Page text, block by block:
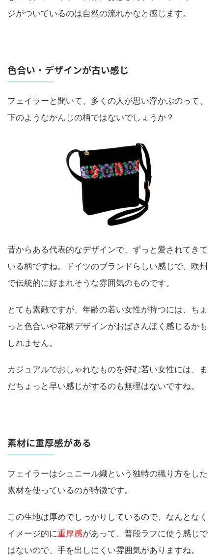
ジがついているのは自然の流れかなと感じます。
色合い・デザインが古い感じ
フェイラーと聞いて、多くの人が思い浮かぶのって、
下のようなかんじの柄ではないでしょうか？
昔からある代表的なデザインで、ずっと愛されてきて
いる柄ですね。ドイツのブランドらしい感じで、欧州
で伝統的に好まれそうな雰囲気のものです。
とても素敵ですが、年齢の若い女性が持つには、ちょ
っと色合いや花柄デザインがおばさんぽく感じるかも
しれません。
カジュアルでおしゃれなものを好む若い女性には、ま
だちょっと早い感じがするのも無理はないですね。
素材に重厚感がある
フェイラーはシュニール織という独特の織り方をした
素材を使っているのが特徴です。
この生地は厚めでしっかりしているので、なんとなく
イメージ的に重厚感があって、普段ラフに使う感じで
はないので、手を出しにくい雰囲気がありますね。